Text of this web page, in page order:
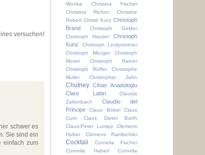
versuchen!
schwer es
Sie sind ein
einfach zum
Wonka
Christina Fischer
Christina Richon
Christine
Robert Christl Kurz Christoph
Brand
Christoph Gelder
Christoph Hauser
Christoph
Kunz
Christoph Lindpointner
Christoph Mezger
Christoph
Moser
Christoph Rainer
Christoph Rüffer
Christophe
Muller
Christopher Jahn
Chutney Cihan Anadologlu
Clare Lattin
Claudia
Zaltenbach
Claudio del
Principe
Claus Böbel
Claus
Curn
Claus Dieter Barth
Claus-Peter Lumpp
Clemens
Huber
Clemens Rambichler
Cocktail
Cornelia Fischer
Cornelia Haberl
Cornelia